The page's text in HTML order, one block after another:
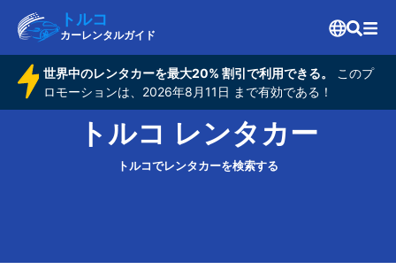
トルコ
カーレンタルガイド
世界中のレンタカーを最大20% 割引で利用できる。
このプ
ロモーションは、2026年8月11日 まで有効である！
トルコ レンタカー
トルコでレンタカーを検索する